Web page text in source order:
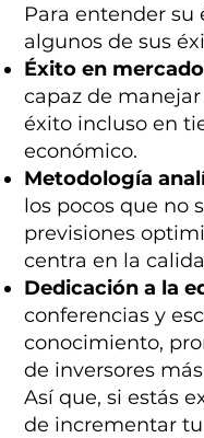
Para entender su
algunos de sus
Éxito en
capaz de
éxito incluso en
económico.
Metodología
los pocos que no
previsiones
centra en la
Dedicación a la
conferencias y
conocimiento,
de inversores
Así que, si estás
de incrementar